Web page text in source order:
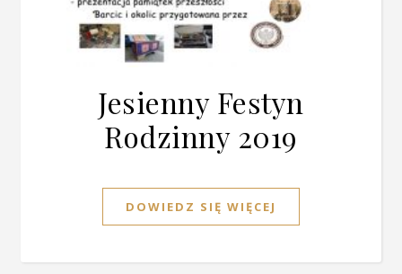
Jesienny Festyn
Rodzinny 2019
DOWIEDZ SIĘ WIĘCEJ